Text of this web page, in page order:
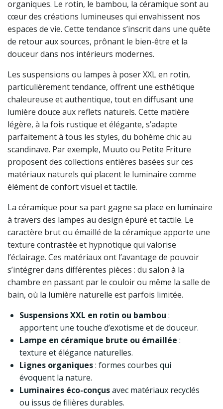
organiques. Le rotin, le bambou, la céramique sont au
cœur des créations lumineuses qui envahissent nos
espaces de vie. Cette tendance s’inscrit dans une quête
de retour aux sources, prônant le bien-être et la
douceur dans nos intérieurs modernes.
Les suspensions ou lampes à poser XXL en rotin,
particulièrement tendance, offrent une esthétique
chaleureuse et authentique, tout en diffusant une
lumière douce aux reflets naturels. Cette matière
légère, à la fois rustique et élégante, s’adapte
parfaitement à tous les styles, du bohème chic au
scandinave. Par exemple, Muuto ou Petite Friture
proposent des collections entières basées sur ces
matériaux naturels qui placent le luminaire comme
élément de confort visuel et tactile.
La céramique pour sa part gagne sa place en luminaire
à travers des lampes au design épuré et tactile. Le
caractère brut ou émaillé de la céramique apporte une
texture contrastée et hypnotique qui valorise
l’éclairage. Ces matériaux ont l’avantage de pouvoir
s’intégrer dans différentes pièces : du salon à la
chambre en passant par le couloir ou même la salle de
bain, où la lumière naturelle est parfois limitée.
Suspensions XXL en rotin ou bambou :
apportent une touche d’exotisme et de douceur.
Lampe en céramique brute ou émaillée :
texture et élégance naturelles.
Lignes organiques: formes courbes qui
évoquent la nature.
Luminaires éco-conçusavec matériaux recyclés
ou issus de filières durables.